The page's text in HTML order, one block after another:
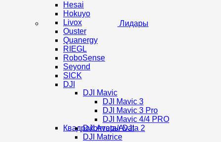
Лидары
Hesai
Hokuyo
Livox
Ouster
Quanergy
RIEGL
RoboSense
Seyond
SICK
DJI
Квадрокоптеры DJI
DJI Mavic
DJI Mavic 3
DJI Mavic 3 Pro
DJI Mavic 4/4 PRO
DJI Avata/Avata 2
DJI Matrice